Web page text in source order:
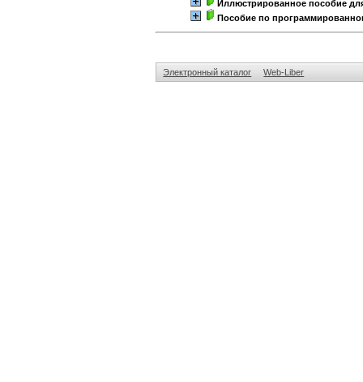
Иллюстрированное пособие
Пособие по
Электронный каталог Web-Liber